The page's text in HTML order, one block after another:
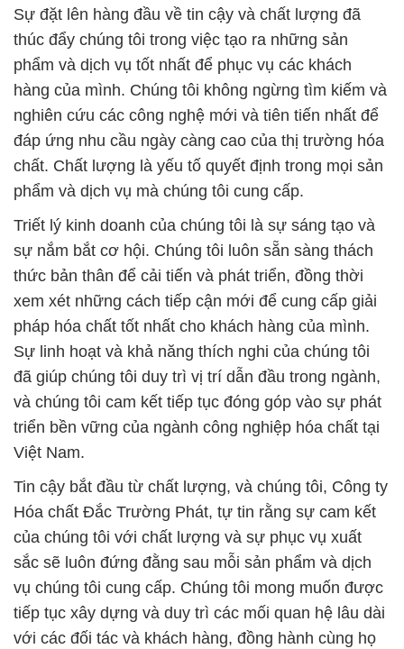
Sự đặt lên hàng đầu về tin cậy và chất lượng đã
thúc đẩy chúng tôi trong việc tạo ra những sản
phẩm và dịch vụ tốt nhất để phục vụ các khách
hàng của mình. Chúng tôi không ngừng tìm kiếm và
nghiên cứu các công nghệ mới và tiên tiến nhất để
đáp ứng nhu cầu ngày càng cao của thị trường hóa
chất. Chất lượng là yếu tố quyết định trong mọi sản
phẩm và dịch vụ mà chúng tôi cung cấp.
Triết lý kinh doanh của chúng tôi là sự sáng tạo và
sự nắm bắt cơ hội. Chúng tôi luôn sẵn sàng thách
thức bản thân để cải tiến và phát triển, đồng thời
xem xét những cách tiếp cận mới để cung cấp giải
pháp hóa chất tốt nhất cho khách hàng của mình.
Sự linh hoạt và khả năng thích nghi của chúng tôi
đã giúp chúng tôi duy trì vị trí dẫn đầu trong ngành,
và chúng tôi cam kết tiếp tục đóng góp vào sự phát
triển bền vững của ngành công nghiệp hóa chất tại
Việt Nam.
Tin cậy bắt đầu từ chất lượng, và chúng tôi, Công ty
Hóa chất Đắc Trường Phát, tự tin rằng sự cam kết
của chúng tôi với chất lượng và sự phục vụ xuất
sắc sẽ luôn đứng đằng sau mỗi sản phẩm và dịch
vụ chúng tôi cung cấp. Chúng tôi mong muốn được
tiếp tục xây dựng và duy trì các mối quan hệ lâu dài
với các đối tác và khách hàng, đồng hành cùng họ